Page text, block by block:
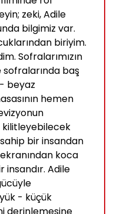
zeki, Adile
bilgimiz var.
biriyim.
Sofralarımızın
baş
beyaz
hemen
kilitleyebilecek
bir insandan
koca
Adile
- küçük
derinlemesine